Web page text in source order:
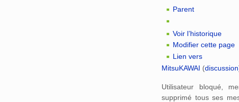
Parent
Voir l’historique
Modifier cette page
Lien vers
MitsuKAWAI (discussion
Utilisateur bloqué,
supprimé tous ses